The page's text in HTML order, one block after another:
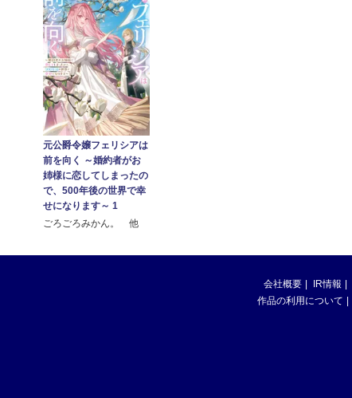
元公爵令嬢フェリシアは
前を向く ～婚約者がお
姉様に恋してしまったの
で、500年後の世界で幸
せになります～ 1
ごろごろみかん。 他
会社概要 IR情報
作品の利用について